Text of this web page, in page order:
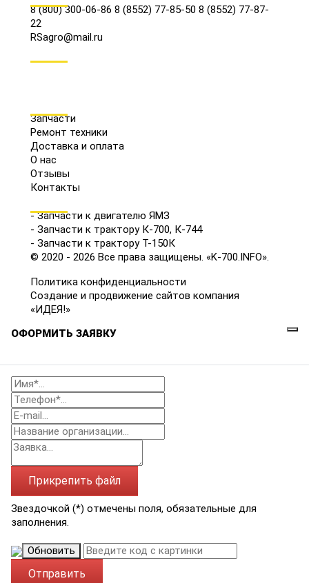
8 (800) 300-06-86 8 (8552) 77-85-50 8 (8552) 77-87-
22
RSagro@mail.ru
Запчасти
Ремонт техники
Доставка и оплата
О нас
Отзывы
Контакты
- Запчасти к двигателю ЯМЗ
- Запчасти к трактору К-700, К-744
- Запчасти к трактору Т-150К
© 2020 - 2026 Все права защищены. «K-700.INFO».
Политика конфиденциальности
Создание и продвижение сайтов компания
«ИДЕЯ!»
ОФОРМИТЬ ЗАЯВКУ
Прикрепить файл
Звездочкой (*) отмечены поля, обязательные для
заполнения.
Обновить
Отправить